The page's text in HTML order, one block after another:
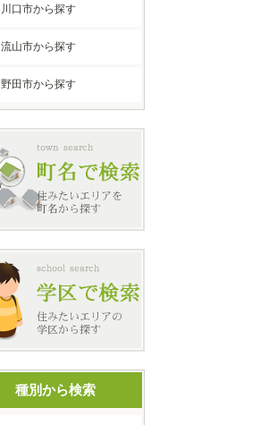
川口市から探す
流山市から探す
野田市から探す
種別から検索